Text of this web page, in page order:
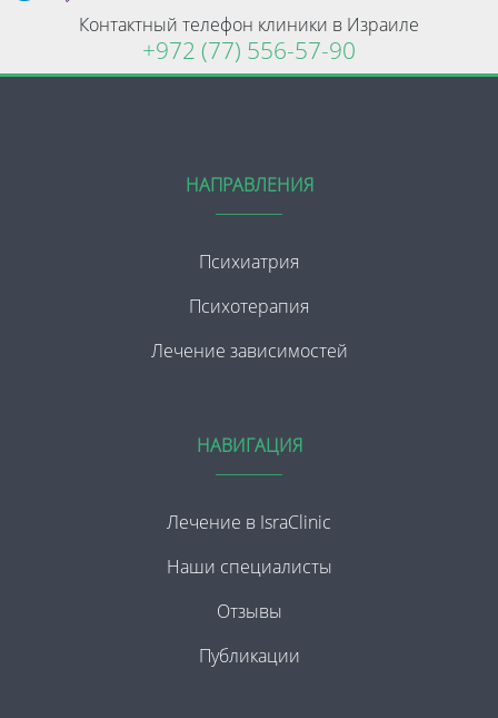
Контактный телефон клиники в Израиле
+972 (77) 556-57-90
НАПРАВЛЕНИЯ
Психиатрия
Психотерапия
Лечение зависимостей
НАВИГАЦИЯ
Лечение в IsraClinic
Наши специалисты
Отзывы
Публикации